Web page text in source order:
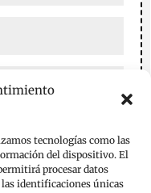
tecnologías como las
del dispositivo. El
procesar datos
identificaciones únicas
comente.
comentario